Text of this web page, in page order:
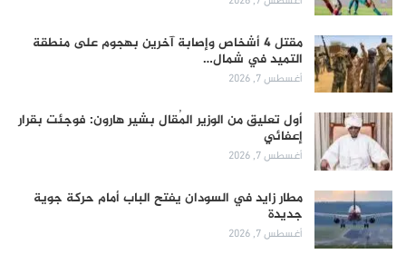
مقتل 4 أشخاص وإصابة آخرين بهجوم على منطقة
التميد في شمال…
أغسطس 7, 2026
أول تعليق من الوزير المُقال بشير هارون: فوجئت بقرار
إعفائي
أغسطس 7, 2026
مطار زايد في السودان يفتح الباب أمام حركة جوية
جديدة
أغسطس 7, 2026